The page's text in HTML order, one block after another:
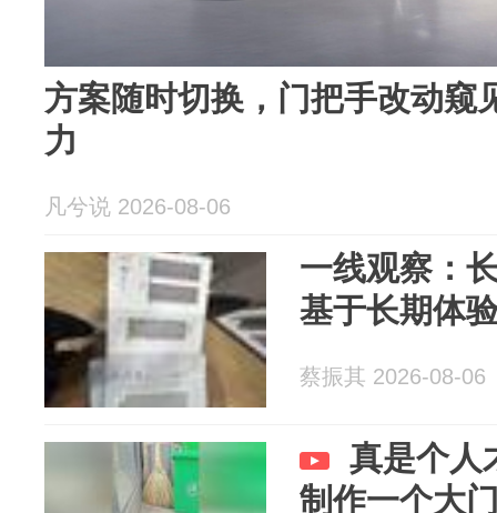
方案随时切换，门把手改动窥
力
凡兮说 2026-08-06
一线观察：
基于长期体
蔡振其 2026-08-06
真是个人
制作一个大